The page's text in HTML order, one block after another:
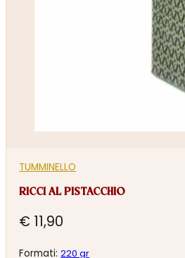
TUMMINELLO
RICCI AL PISTACCHIO
€ 11,90
Formati:220 gr